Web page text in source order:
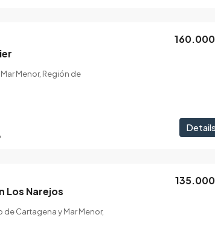
Menor, Región de
Details
Los Narejos
de Cartagena y Mar Menor,